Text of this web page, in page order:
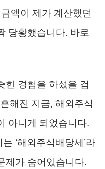
액이 제가 계산했던
당황했습니다. 바로
한 경험을 하셨을 겁
해진 지금, 해외주식
아니게 되었습니다.
‘해외주식배당세’라
제가 숨어있습니다.